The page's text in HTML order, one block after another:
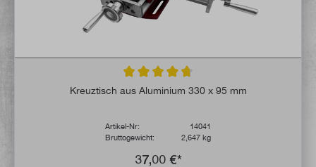
Durchschnittliche Bewertung von 4.7 von
Kreuztisch aus Aluminium 330 x 95 mm
Artikel-Nr:
14041
Bruttogewicht:
2,647 kg
37,00 €*